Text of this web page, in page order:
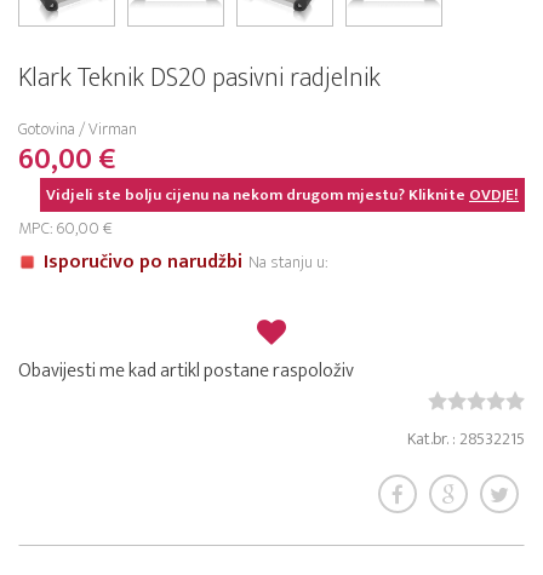
Klark Teknik DS20 pasivni radjelnik
Gotovina / Virman
60,00 €
Vidjeli ste bolju cijenu na nekom drugom mjestu? KlikniteOVDJE!
MPC: 60,00 €
Isporučivo po narudžbi Na stanju u:
Obavijesti me kad artikl postane raspoloživ
Kat.br. : 28532215